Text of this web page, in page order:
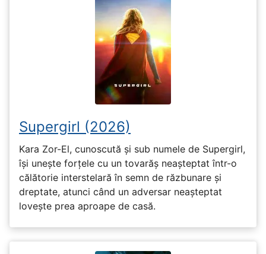
Supergirl (2026)
Kara Zor-El, cunoscută și sub numele de Supergirl,
își unește forțele cu un tovarăș neașteptat într-o
călătorie interstelară în semn de răzbunare și
dreptate, atunci când un adversar neașteptat
lovește prea aproape de casă.